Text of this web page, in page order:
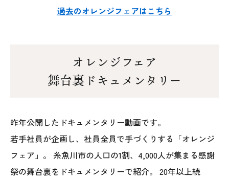
025-530-6711 (上越店)
0120-696-711 (フリーダイヤル)
過去のオレンジフェアはこちら
オレンジフェア
舞台裏ドキュメンタリー
昨年公開したドキュメンタリー動画です。
若手社員が企画し、社員全員で手づくりする「オレンジ
フェア」。 糸魚川市の人口の1割、4,000人が集まる感謝
祭の舞台裏をドキュメンタリーで紹介。 20年以上続